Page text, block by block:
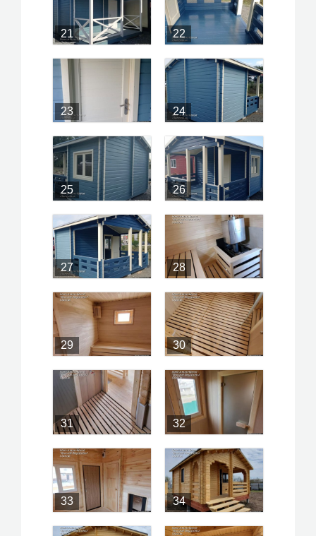
21 22
23 24
25 26
27 28
29 30
31 32
33 34